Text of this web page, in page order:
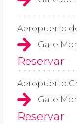
Aeropuerto
Gare
Reservar
Aeropuerto
Gare
Reservar